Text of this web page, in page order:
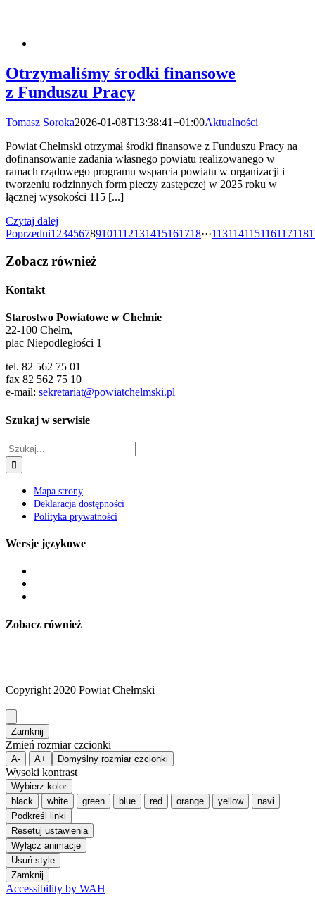
Otrzymaliśmy środki finansowe
z Funduszu Pracy
Tomasz Soroka2026-01-08T13:38:41+01:00Aktualności|
Powiat Chełmski otrzymał środki finansowe z Funduszu Pracy na
dofinansowanie zadania własnego powiatu realizowanego w
ramach rządowego programu wsparcia powiatu w organizacji i
tworzeniu rodzinnych form pieczy zastępczej w 2025 roku w
łącznej wysokości 115 [...]
Czytaj dalej
Poprzedni1 23456789101112131415161718···113114115116117118
Zobacz również
Kontakt
Starostwo Powiatowe w Chełmie
22-100 Chełm,
plac Niepodległości 1
tel. 82 562 75 01
fax 82 562 75 10
e-mail: sekretariat@powiatchelmski.pl
Szukaj w serwisie
Szukaj
Mapa strony
Deklaracja dostępności
Polityka prywatności
Wersje językowe
Zobacz również
Copyright 2020 Powiat Chełmski
Zamknij
Zmień rozmiar czcionki
A- A+ Domyślny rozmiar czcionki
Wysoki kontrast
Wybierz kolor
black
white green blue red orange yellow
navi
Podkreśl linki
Resetuj ustawienia
Wyłącz animacje
Usuń style
Zamknij
Accessibility by WAH